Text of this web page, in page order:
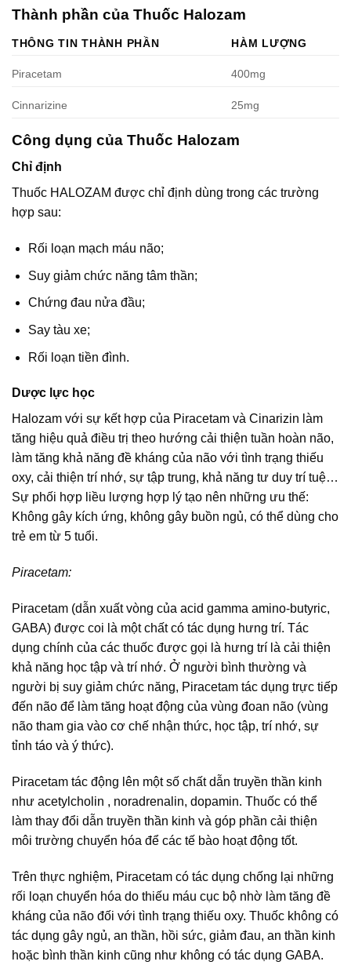
Thành phần của Thuốc Halozam
THÔNG TIN THÀNH PHẦN HÀM LƯỢNG
Piracetam 400mg
Cinnarizine 25mg
Công dụng của Thuốc Halozam
Chỉ định
Thuốc HALOZAM được chỉ định dùng trong các trường
hợp sau:
Rối loạn mạch máu não;
Suy giảm chức năng tâm thần;
Chứng đau nửa đầu;
Say tàu xe;
Rối loạn tiền đình.
Dược lực học
Halozam với sự kết hợp của Piracetam và Cinarizin làm
tăng hiệu quả điều trị theo hướng cải thiện tuần hoàn não,
làm tăng khả năng đề kháng của não với tình trạng thiếu
oxy, cải thiện trí nhớ, sự tập trung, khả năng tư duy trí tuệ…
Sự phối hợp liều lượng hợp lý tạo nên những ưu thế:
Không gây kích ứng, không gây buồn ngủ, có thể dùng cho
trẻ em từ 5 tuổi.
Piracetam:
Piracetam (dẫn xuất vòng của acid gamma amino-butyric,
GABA) được coi là một chất có tác dụng hưng trí. Tác
dụng chính của các thuốc được gọi là hưng trí là cải thiện
khả năng học tập và trí nhớ. Ở người bình thường và
người bị suy giảm chức năng, Piracetam tác dụng trực tiếp
đến não để làm tăng hoạt động của vùng đoan não (vùng
não tham gia vào cơ chế nhận thức, học tập, trí nhớ, sự
tỉnh táo và ý thức).
Piracetam tác động lên một số chất dẫn truyền thần kinh
như acetylcholin , noradrenalin, dopamin. Thuốc có thể
làm thay đổi dẫn truyền thần kinh và góp phần cải thiện
môi trường chuyển hóa để các tế bào hoạt động tốt.
Trên thực nghiệm, Piracetam có tác dụng chống lại những
rối loạn chuyển hóa do thiếu máu cục bộ nhờ làm tăng đề
kháng của não đối với tình trạng thiếu oxy. Thuốc không có
tác dụng gây ngủ, an thần, hồi sức, giảm đau, an thần kinh
hoặc bình thần kinh cũng như không có tác dụng GABA.